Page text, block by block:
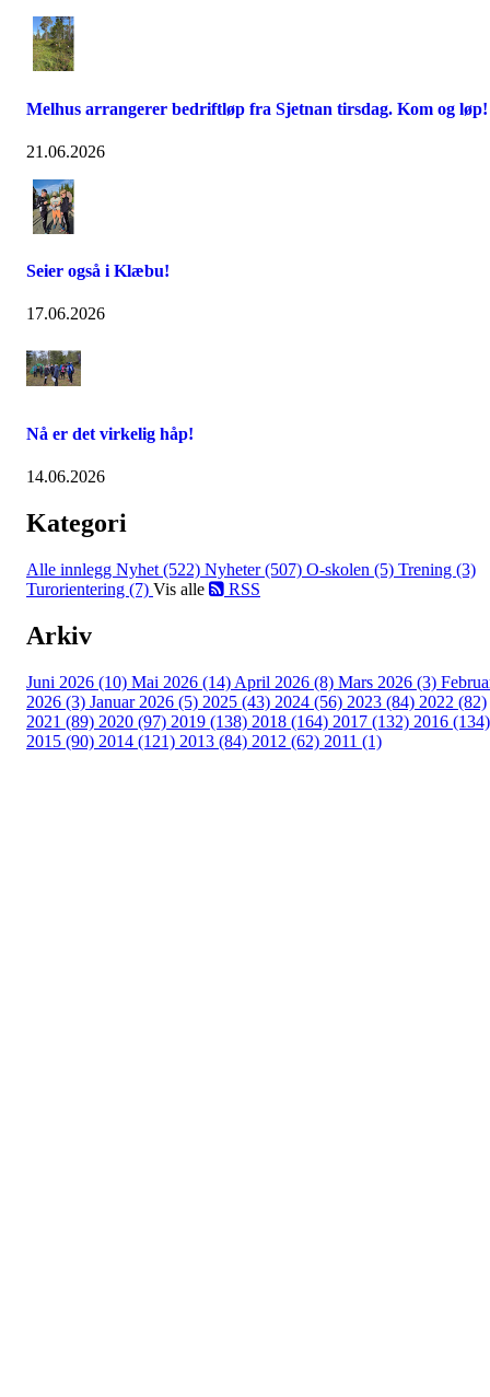
Melhus arrangerer bedriftløp fra Sjetnan tirsdag. Kom og løp!
21.06.2026
Seier også i Klæbu!
17.06.2026
Nå er det virkelig håp!
14.06.2026
Kategori
Alle innlegg Nyhet (522) Nyheter (507) O-skolen (5) Trening (3)
Turorientering (7) Vis alle RSS
Arkiv
Juni 2026 (10) Mai 2026 (14) April 2026 (8) Mars 2026 (3)
2026 (3) Januar 2026 (5) 2025 (43) 2024 (56) 2023 (84) 2022 (82)
2021 (89) 2020 (97) 2019 (138) 2018 (164) 2017 (132) 2016 (134)
2015 (90) 2014 (121) 2013 (84) 2012 (62) 2011 (1)